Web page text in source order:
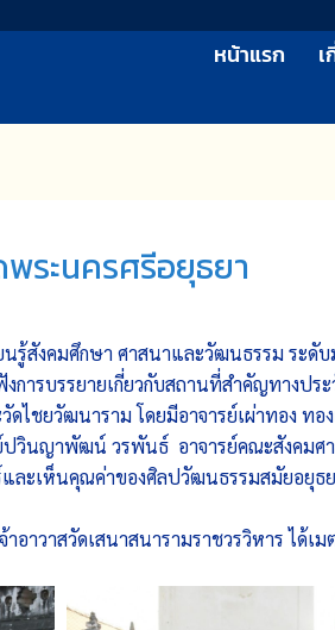
หน้าแรก
ระนครศรีอยุธยา
สังคมศึกษา ศาสนาและวัฒนธรรม ระ
การบรรยาย​เกี่ยวกับสถานที่สำคัญทาง
ไชยวัฒนาราม​ โดยมีอาจารย์เผ่าทอง ทอ
ปวินญาพัฒน์ วรพันธ์ อาจารย์คณะสังคม
และเห็นคุณค่าของศิลปวัฒนธรรมสมัยอยุธ
าวาสวัดเสนาสนารามราชวรวิหาร ได้เ